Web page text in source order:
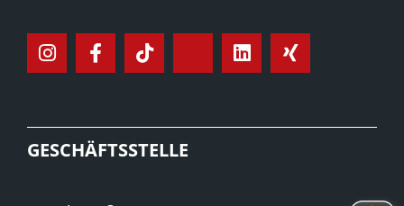
GESCHÄFTSSTELLE